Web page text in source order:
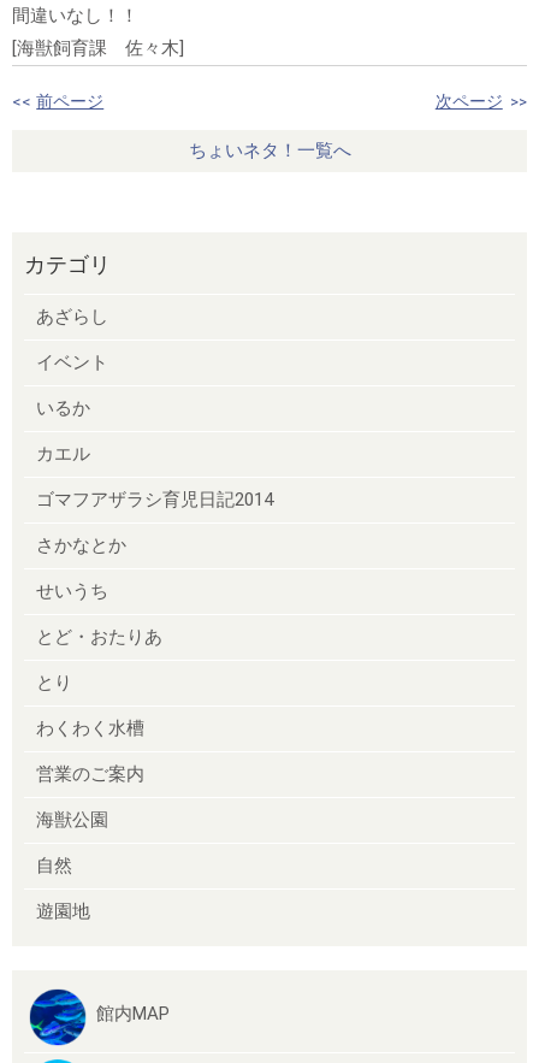
間違いなし！！
[海獣飼育課 佐々木]
<< 前ページ 次ページ >>
ちょいネタ！一覧へ
カテゴリ
あざらし
イベント
いるか
カエル
ゴマフアザラシ育児日記2014
さかなとか
せいうち
とど・おたりあ
とり
わくわく水槽
営業のご案内
海獣公園
自然
遊園地
館内MAP